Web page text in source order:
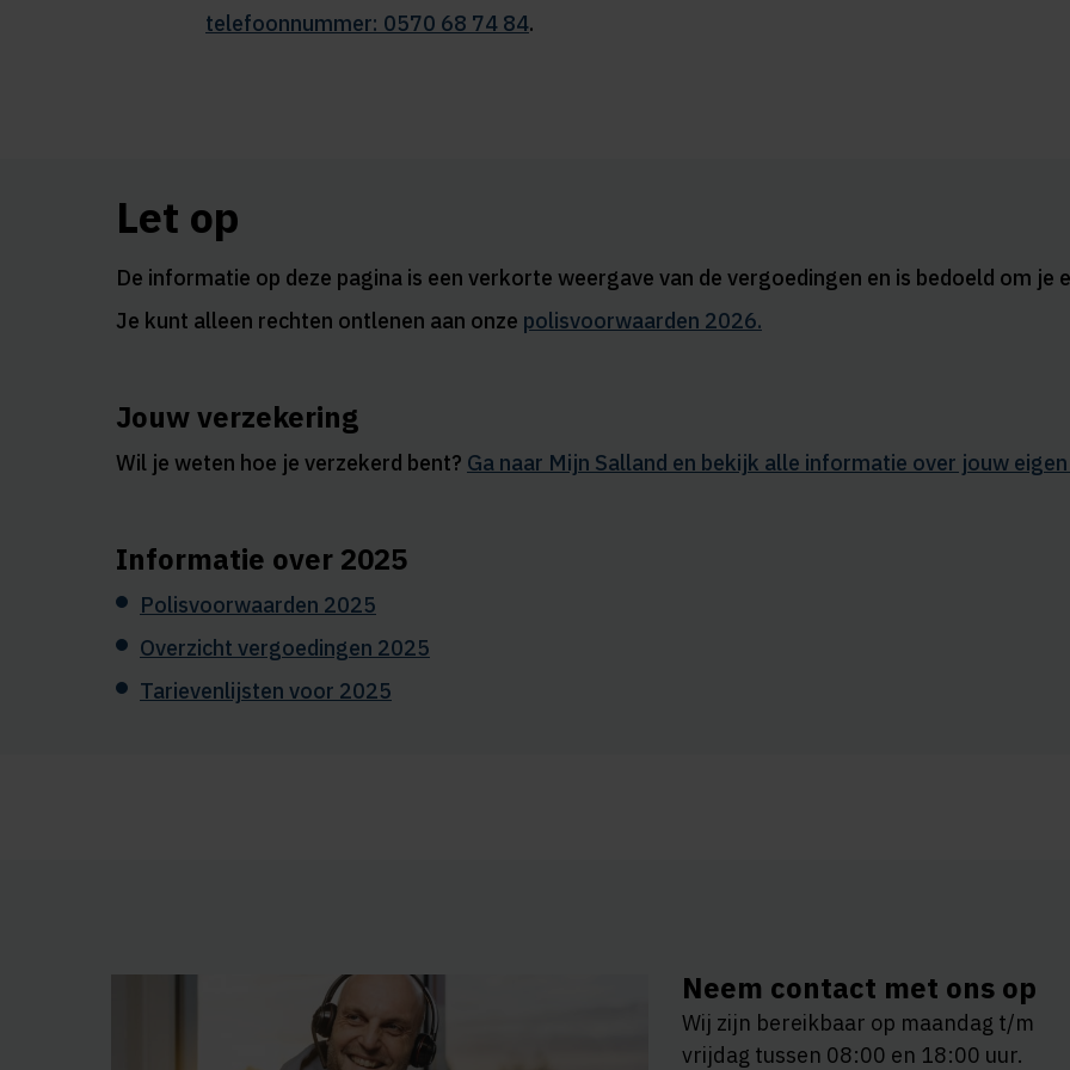
telefoonnummer: 0570 68 74 84.
Let op
De informatie op deze pagina is een verkorte weergave van de vergoedingen en is bedoeld om je
Je kunt alleen rechten ontlenen aan onze polisvoorwaarden 2026.
Jouw verzekering
Wil je weten hoe je verzekerd bent? Ga naar Mijn Salland en bekijk alle informatie over jouw
Informatie over 2025
Polisvoorwaarden 2025
Overzicht vergoedingen 2025
Tarievenlijsten voor 2025
Neem contact met ons op
Wij zijn bereikbaar op maandag t/m
vrijdag tussen 08:00 en 18:00 uur.